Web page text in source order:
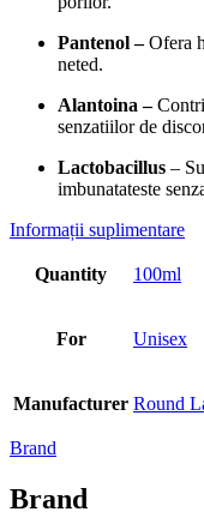
Pantenol –Ofera
neted.
Alantoina –
senzatiilor de
Lactobacillus –
imbunatateste
Informații suplimentare
Quantity 100ml
For Unisex
Manufacturer Round
Brand
Brand